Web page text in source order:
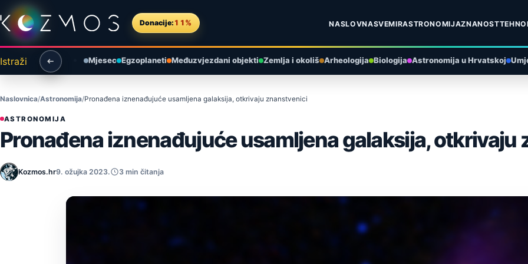
Preskoči na sadržaj
Donacije: 11% NASLOVNASVEMIRASTRONOMIJAZNANOST
Istraži Mjesec Egzoplaneti Međuzvjezdani objekti Zemlja i okoliš Arheologija Biologija Astronomija u Hrvatskoj
Naslovnica Astronomija Pronađena iznenađujuće usamljena galaksija, otkrivaju znanstvenici
ASTRONOMIJA
Pronađena iznenađujuće usamljena galaksija, otkrivaju
Kozmos.hr9. ožujka 2023. 3 min čitanja